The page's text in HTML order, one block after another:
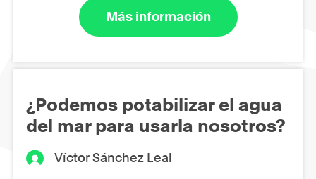
Más información
¿Podemos potabilizar el agua
del mar para usarla nosotros?
Víctor Sánchez Leal